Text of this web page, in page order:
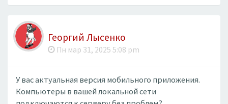
Георгий Лысенко
Пн мар 31, 2025 5:08 pm
У вас актуальная версия мобильного приложения.
Компьютеры в вашей локальной сети